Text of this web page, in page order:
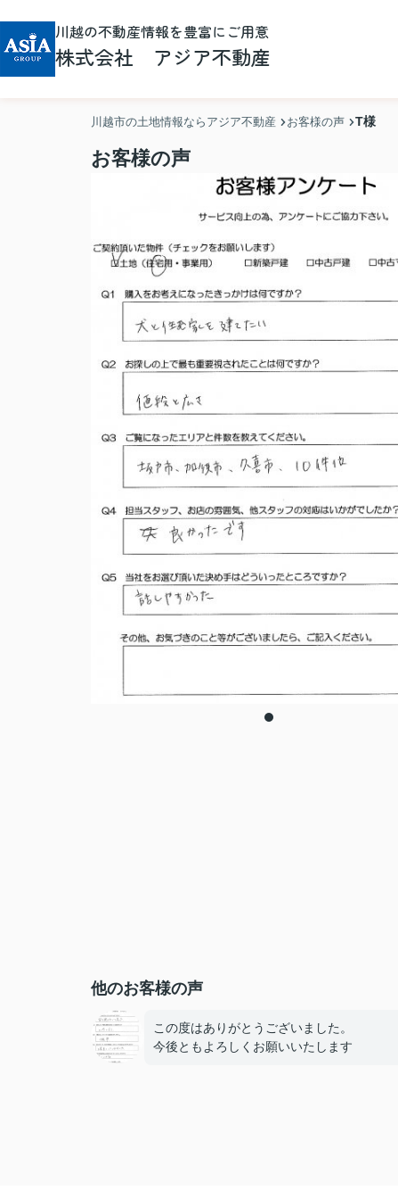
川越の不動産情報を豊富にご用意
株式会社 アジア不動産
川越市の土地情報ならアジア不動産 お客様の声 T様
お客様の声
他のお客様の声
この度はありがとうございました。
今後ともよろしくお願いいたします